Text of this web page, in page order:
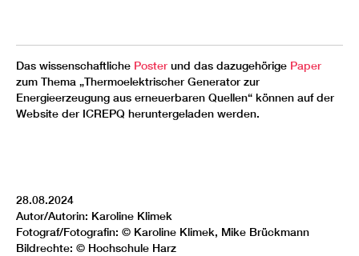
Das wissenschaftliche Poster und das dazugehörige Paper
zum Thema „Thermoelektrischer Generator zur
Energieerzeugung aus erneuerbaren Quellen“ können auf der
Website der ICREPQ heruntergeladen werden.
28.08.2024
Autor/Autorin: Karoline Klimek
Fotograf/Fotografin: © Karoline Klimek, Mike Brückmann
Bildrechte: © Hochschule Harz